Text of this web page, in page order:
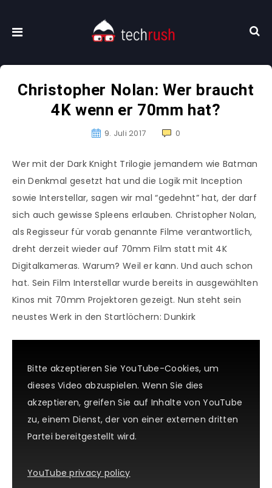
Christopher Nolan: Wer braucht
4K wenn er 70mm hat?
9. Juli 2017 0
Wer mit der Dark Knight Trilogie jemandem wie Batman
ein Denkmal gesetzt hat und die Logik mit Inception
sowie Interstellar, sagen wir mal “gedehnt” hat, der darf
sich auch gewisse Spleens erlauben. Christopher Nolan,
als Regisseur für vorab genannte Filme verantwortlich,
dreht derzeit wieder auf 70mm Film statt mit 4K
Digitalkameras. Warum? Weil er kann. Und auch schon
hat. Sein Film Interstellar wurde bereits in ausgewählten
Kinos mit 70mm Projektoren gezeigt. Nun steht sein
neustes Werk in den Startlöchern: Dunkirk
Bitte akzeptieren Sie YouTube-Cookies, um
dieses Video abzuspielen. Wenn Sie dies
akzeptieren, greifen Sie auf Inhalte von YouTube
zu, einem Dienst, der von einer externen dritten
Partei bereitgestellt wird.
YouTube privacy policy